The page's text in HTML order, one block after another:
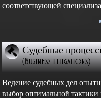
соответствующей
Судебные
(Business litigations)
Ведение судебных дел
выбор оптимальной тактики